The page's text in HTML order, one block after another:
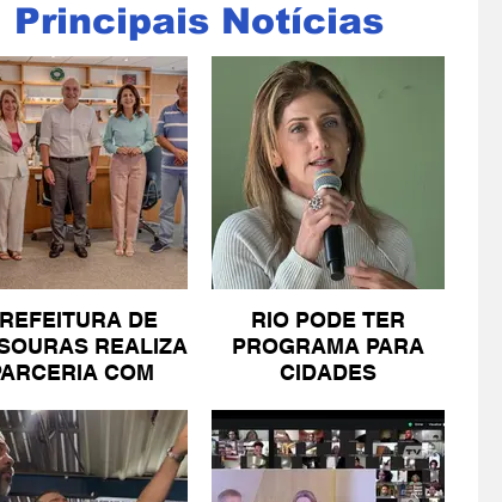
Principais Notícias
DE
REALIZA
COM
RIO PODE TER
PROGRAMA PARA
CIDADES